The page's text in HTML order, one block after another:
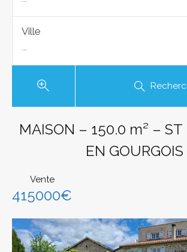
Ville
...
MAISON – 150.0 m² – ST
EN GOURGOIS
Vente
415000€